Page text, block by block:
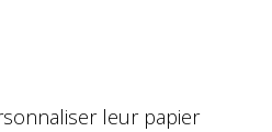
leur papier